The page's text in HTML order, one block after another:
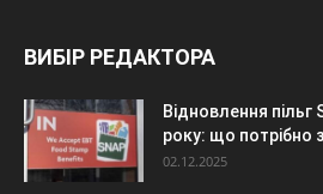
ВИБІР РЕДАКТОРА
Відновлення пільг
року: що потрібно
02.12.2025